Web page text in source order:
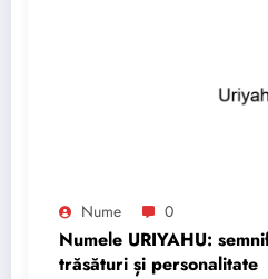
Nume 0
Numele URIYAHU:
trăsături și personalitate